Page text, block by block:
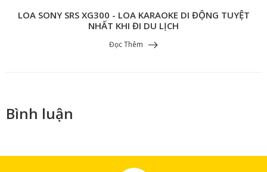
LOA SONY SRS XG300 - LOA KARAOKE DI ĐỘNG TUYỆT
NHẤT KHI ĐI DU LỊCH
Đọc Thêm
Bình luận